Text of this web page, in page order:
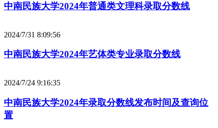
中南民族大学2024年普通类文理科录取分数线
2024/7/31 8:09:56
中南民族大学2024年艺体类专业录取分数线
2024/7/24 9:16:35
中南民族大学2024年录取分数线发布时间及查询位
置